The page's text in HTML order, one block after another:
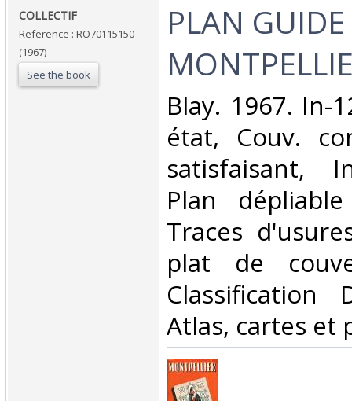
‎COLLECTIF‎
Reference : RO70115150
(1967)
See the book
‎PLAN
‎Blay. 1967. In-
état, Couv.
satisfaisant,
Plan
Traces
plat de
Classification
Atlas, cartes et